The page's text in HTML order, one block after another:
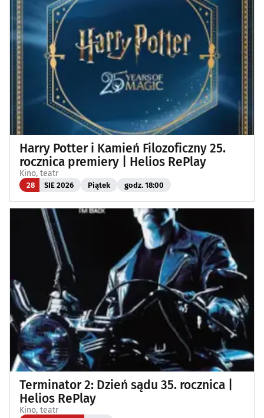
Harry Potter i Kamień Filozoficzny 25.
rocznica premiery | Helios RePlay
Kino, teatr
28 SIE 2026 Piątek godz. 18:00
Terminator 2: Dzień sądu 35. rocznica |
Helios RePlay
Kino, teatr